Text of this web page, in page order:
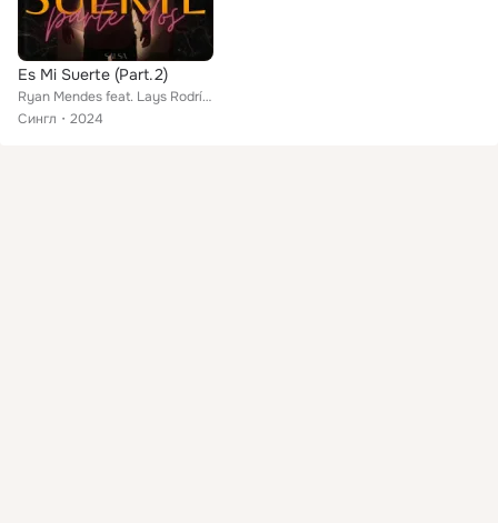
Es Mi Suerte (Part.2)
Ryan Mendes feat. Lays Rodríguez
Сингл
2024